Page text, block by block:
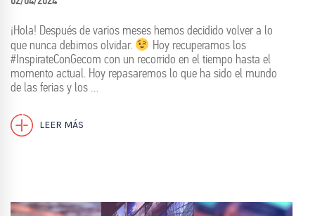
¡Hola! Después de varios meses hemos decidido volver a lo
que nunca debimos olvidar.
Hoy recuperamos los
#InspirateConGecom con un recorrido en el tiempo hasta el
momento actual. Hoy repasaremos lo que ha sido el mundo
de las ferias y los …
LEER MÁS